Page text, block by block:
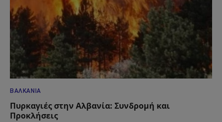
ΒΑΛΚΆΝΙΑ
Πυρκαγιές στην Αλβανία: Συνδρομή και
Προκλήσεις